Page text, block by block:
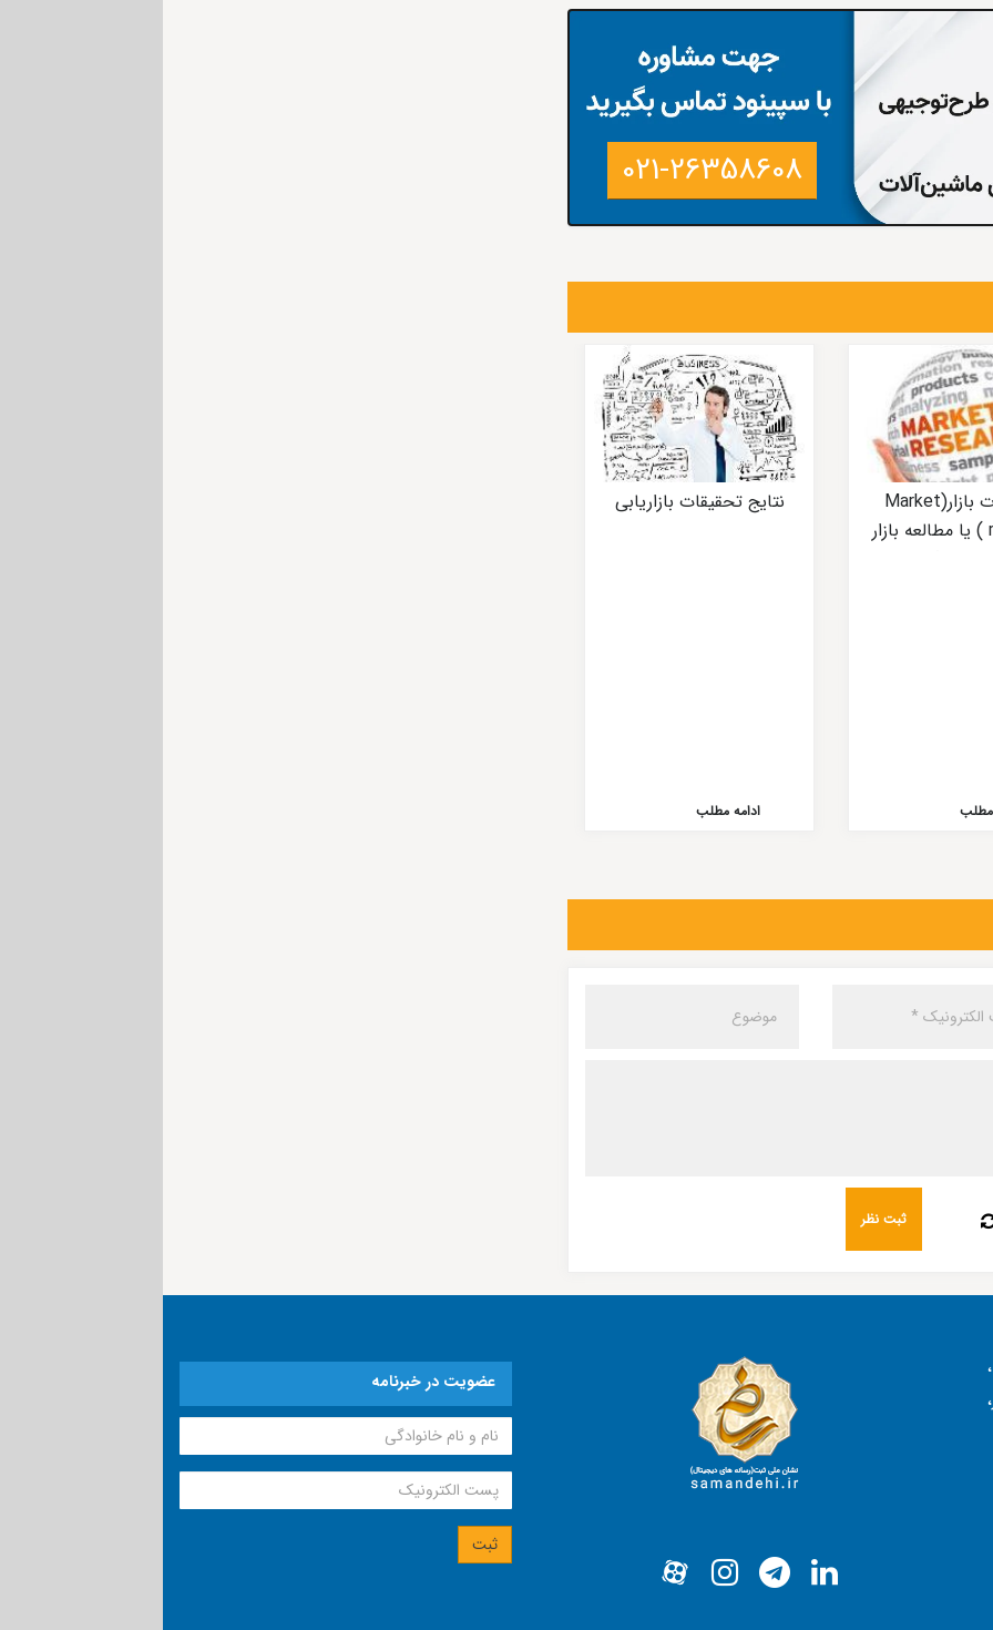
021-26358608
نتایج تحقیقات بازاریابی
ادامه مطلب
تحقیقات بازار(Market
research ) یا مطالعه بازار
مطلب
عضویت در خبرنامه